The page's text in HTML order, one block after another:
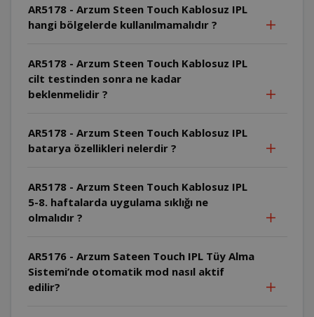
AR5178 - Arzum Steen Touch Kablosuz IPL
hangi bölgelerde kullanılmamalıdır ?
AR5178 - Arzum Steen Touch Kablosuz IPL
cilt testinden sonra ne kadar
beklenmelidir ?
AR5178 - Arzum Steen Touch Kablosuz IPL
batarya özellikleri nelerdir ?
AR5178 - Arzum Steen Touch Kablosuz IPL
5-8. haftalarda uygulama sıklığı ne
olmalıdır ?
AR5176 - Arzum Sateen Touch IPL Tüy Alma
Sistemi’nde otomatik mod nasıl aktif
edilir?